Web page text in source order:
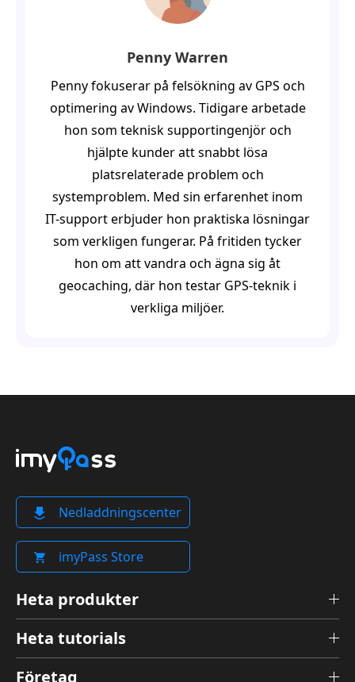
Penny Warren
Penny fokuserar på felsökning av GPS och
optimering av Windows. Tidigare arbetade
hon som teknisk supportingenjör och
hjälpte kunder att snabbt lösa
platsrelaterade problem och
systemproblem. Med sin erfarenhet inom
IT-support erbjuder hon praktiska lösningar
som verkligen fungerar. På fritiden tycker
hon om att vandra och ägna sig åt
geocaching, där hon testar GPS-teknik i
verkliga miljöer.
Nedladdningscenter
imyPass Store
Heta produkter
Heta tutorials
Företag